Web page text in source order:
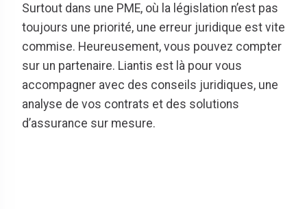
Surtout dans une PME, où la législation n’est pas
toujours une priorité, une erreur juridique est vite
commise. Heureusement, vous pouvez compter
sur un partenaire. Liantis est là pour vous
accompagner avec des conseils juridiques, une
analyse de vos contrats et des solutions
d’assurance sur mesure.